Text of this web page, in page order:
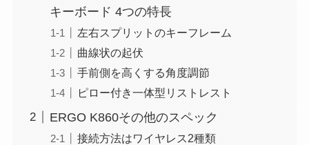
キーボード 4つの特長
左右スプリットのキーフレーム
曲線状の起伏
手前側を高くする角度調節
ピロー付き一体型リストレスト
ERGO K860その他のスペック
接続方法はワイヤレス2種類